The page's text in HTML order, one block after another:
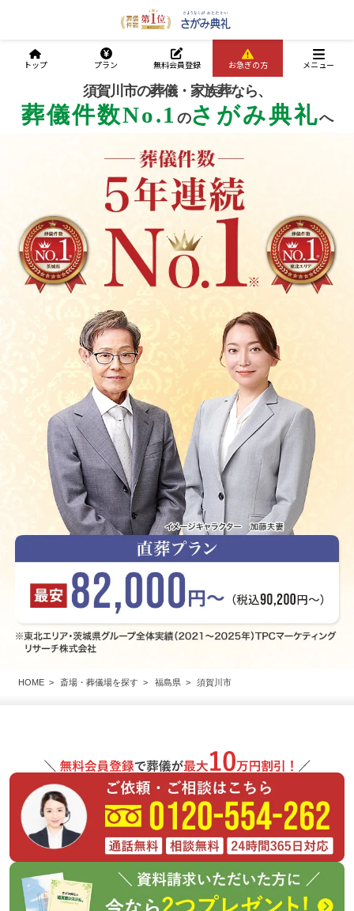
須賀川市の葬儀・家族葬なら、
葬儀件数No.1のさがみ典礼へ
HOME 斎場・葬儀場を探す 福島県 須賀川市
トップ プラン 無料会員登録 お急ぎの方 メニュー